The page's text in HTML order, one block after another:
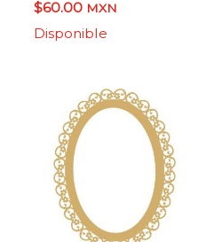
$60.00 MXN
Disponible